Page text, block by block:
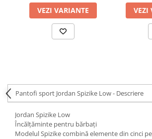
VEZI VARIANTE VEZI
Pantofi sport Jordan Spizike Low - Descriere
Jordan Spizike Low
Încălțăminte pentru bărbați
Modelul Spizike combină elemente din cinci